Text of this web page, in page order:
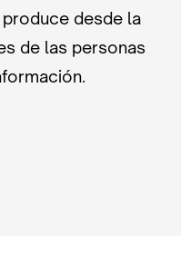
desde la
de las personas